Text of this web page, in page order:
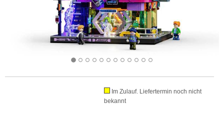
Im Zulauf. Liefertermin noch nicht
bekannt